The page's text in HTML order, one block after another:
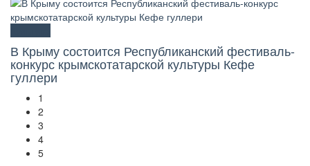
В Крыму состоится Республиканский фестиваль-
конкурс крымскотатарской культуры Кефе
гуллери
1
2
3
4
5